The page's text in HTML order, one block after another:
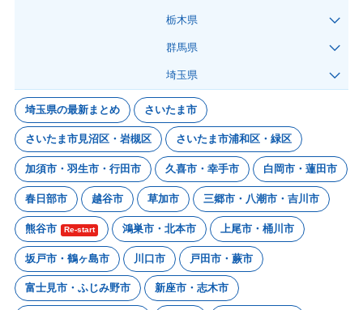
栃木県
群馬県
埼玉県
埼玉県の最新まとめ さいたま市
さいたま市見沼区・岩槻区 さいたま市浦和区・緑区
加須市・羽生市・行田市 久喜市・幸手市 白岡市・蓮田市
春日部市 越谷市 草加市 三郷市・八潮市・吉川市
熊谷市 Re-start 鴻巣市・北本市 上尾市・桶川市
坂戸市・鶴ヶ島市 川口市 戸田市・蕨市
富士見市・ふじみ野市 新座市・志木市